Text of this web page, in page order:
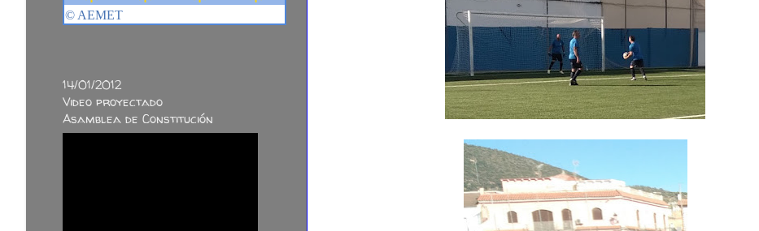
14/01/2012
Video proyectado
Asamblea de Constitución